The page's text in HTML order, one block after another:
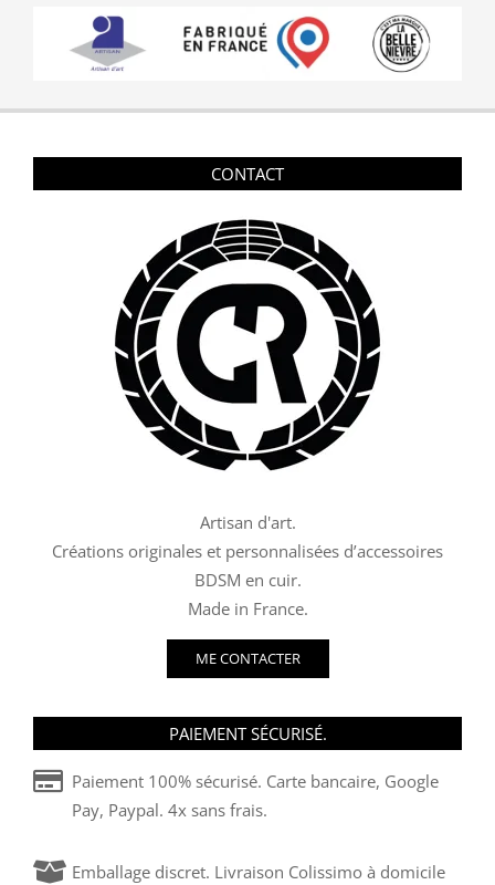
CONTACT
Artisan d'art.
Créations originales et personnalisées d’accessoires
BDSM en cuir.
Made in France.
ME CONTACTER
PAIEMENT SÉCURISÉ.
Paiement 100% sécurisé. Carte bancaire, Google
Pay, Paypal. 4x sans frais.
Emballage discret. Livraison Colissimo à domicile